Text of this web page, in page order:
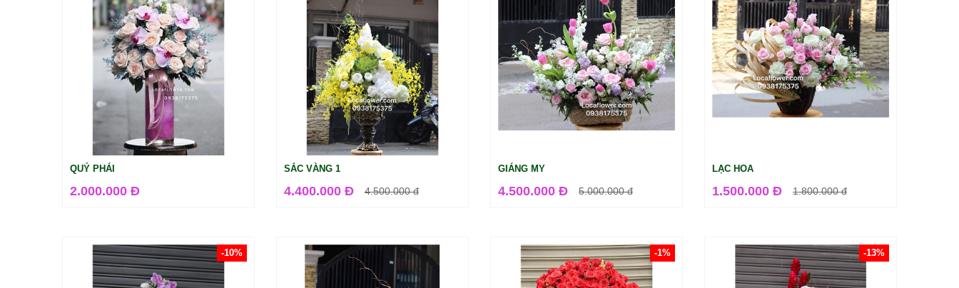
QUÝ PHÁI
2.000.000 Đ
SẮC VÀNG 1
4.400.000 Đ 4.500.000đ
GIÁNG MY
4.500.000 Đ 5.000.000đ
LẠC HOA
1.500.000 Đ 1.800.000đ
-10% -1% -13%